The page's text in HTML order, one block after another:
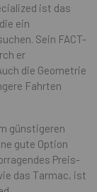
ist das
ein
Sein FACT-
er
die Geometrie
Fahrten
günstigeren
gute Option
Preis-
das Tarmac, ist